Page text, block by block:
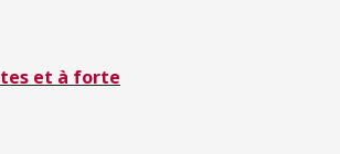
et à forte